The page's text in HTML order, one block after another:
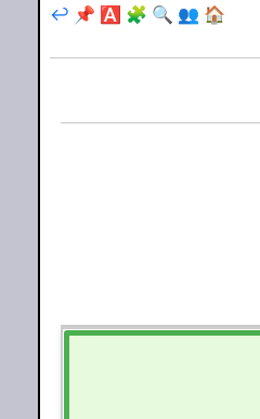
🏠
👥
🔍
🧩
🅰️
📌
↩️